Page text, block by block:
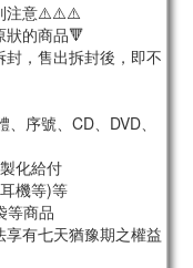
注意⚠️⚠️⚠️
狀的商品🔻
，售出拆封後，即不
序號、CD、DVD、
化給付
機等)等
等商品
有七天猶豫期之權益